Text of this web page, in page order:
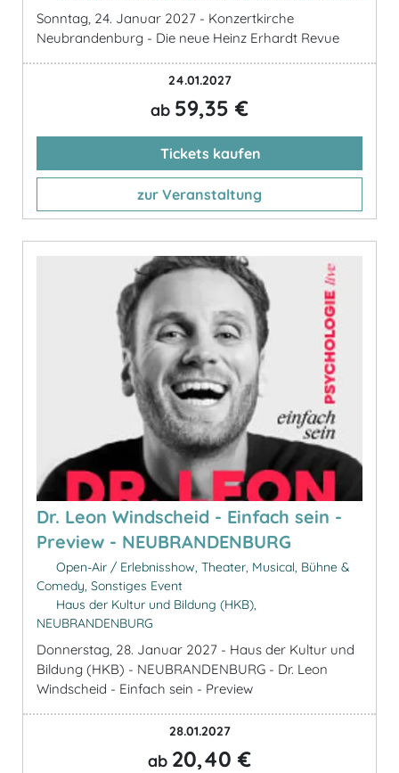
Sonntag, 24. Januar 2027 - Konzertkirche
Neubrandenburg - Die neue Heinz Erhardt Revue
24.01.2027
ab 59,35 €
Tickets kaufen
zur Veranstaltung
Dr. Leon Windscheid - Einfach sein -
Preview - NEUBRANDENBURG
Open-Air / Erlebnisshow, Theater, Musical, Bühne &
Comedy, Sonstiges Event
Haus der Kultur und Bildung (HKB),
NEUBRANDENBURG
Donnerstag, 28. Januar 2027 - Haus der Kultur und
Bildung (HKB) - NEUBRANDENBURG - Dr. Leon
Windscheid - Einfach sein - Preview
28.01.2027
ab 20,40 €